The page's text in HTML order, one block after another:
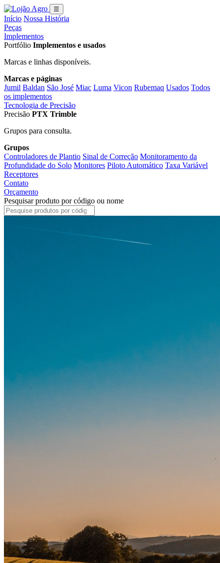
☰
Início Nossa História
Peças
Implementos
Portfólio Implementos e usados
Marcas e linhas disponíveis.
Marcas e páginas
Jumil Baldan São José Miac Luma Vicon Rubemaq Usados Todos
os implementos
Tecnologia de Precisão
Precisão PTX Trimble
Grupos para consulta.
Grupos
Controladores de Plantio Sinal de Correção Monitoramento da
Profundidade do Solo Monitores Piloto Automático Taxa Variável
Receptores
Contato
Orçamento
Pesquisar produto por código ou nome